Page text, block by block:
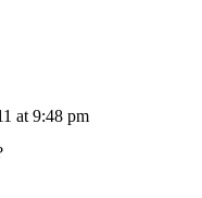
at 9:48 pm